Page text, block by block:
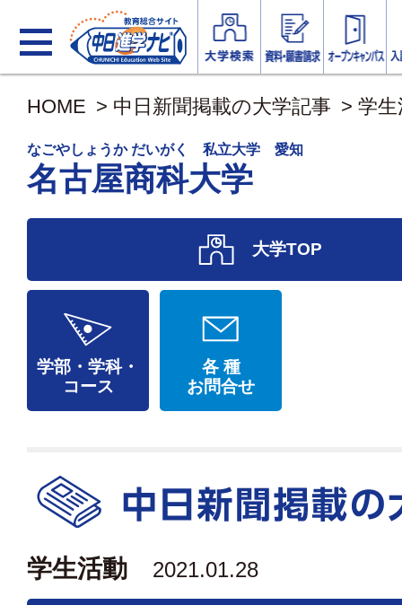
HOME > 中日新聞掲載の大学記事 > 学
なごやしょうか だいがく 私立大学 愛知
名古屋商科大学
大学TOP
学部・学科・
コース
各 種
お問合せ
学生活動 2021.01.28